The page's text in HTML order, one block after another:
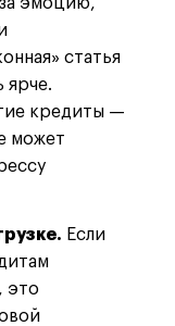
статья
ярче.
кредиты —
может
Если
это